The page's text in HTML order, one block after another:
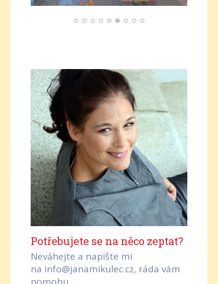
Potřebujete se na něco zeptat?
Neváhejte a napište mi
na info@janamikulec.cz, ráda vám